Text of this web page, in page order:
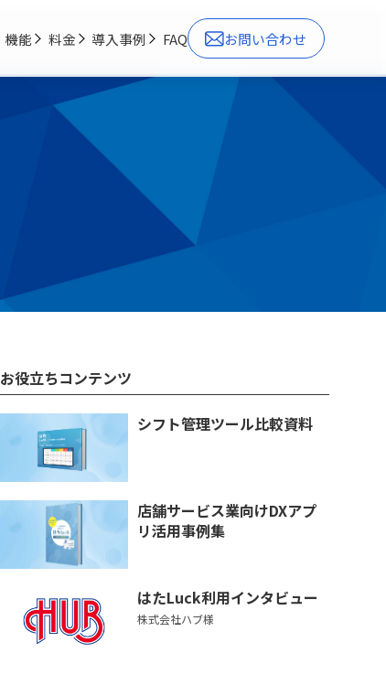
機能 料金 導入事例 FAQ お問い合わせ
お役立ちコンテンツ
シフト管理ツール比較資料
店舗サービス業向けDXアプ
リ活用事例集
はたLuck利用インタビュー
株式会社ハブ様